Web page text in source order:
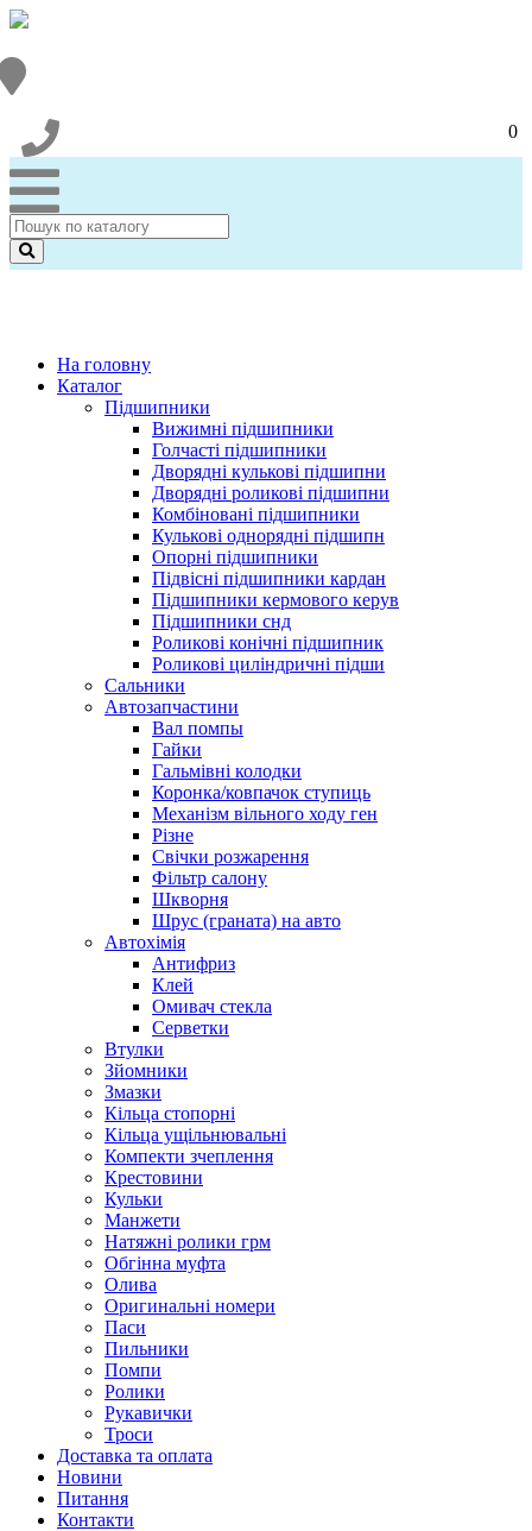
0
На головну
Каталог
Підшипники
Вижимні підшипники
Голчасті підшипники
Дворядні кулькові підшипни
Дворядні роликові підшипни
Комбіновані підшипники
Кулькові однорядні підшипн
Опорні підшипники
Підвісні підшипники кардан
Підшипники кермового керув
Підшипники снд
Роликові конічні підшипник
Роликові циліндричні підши
Сальники
Автозапчастини
Вал помпы
Гайки
Гальмівні колодки
Коронка/ковпачок ступиць
Механізм вільного ходу ген
Різне
Свічки розжарення
Фільтр салону
Шкворня
Шрус (граната) на авто
Автохімія
Антифриз
Клей
Омивач стекла
Серветки
Втулки
Зйомники
Змазки
Кільца стопорні
Кільца ущільнювальні
Компекти зчеплення
Крестовини
Кульки
Манжети
Натяжні ролики грм
Обгінна муфта
Олива
Оригинальні номери
Паси
Пильники
Помпи
Ролики
Рукавички
Троси
Доставка та оплата
Новини
Питання
Контакти